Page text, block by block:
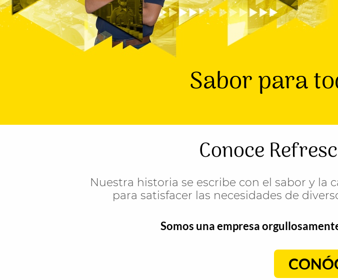
Sabor para
Conoce
Nuestra historia se escribe con el sabor y la
para satisfacer las necesidades de
Somos una empresa